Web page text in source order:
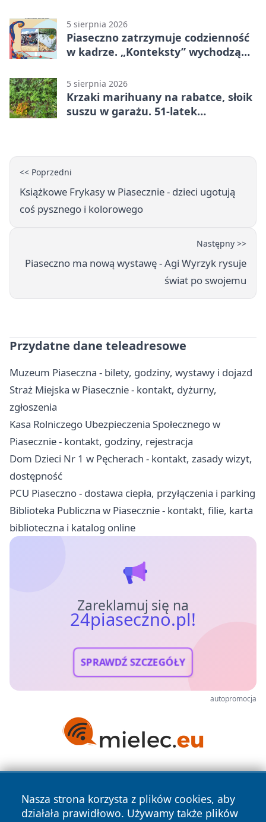
5 sierpnia 2026
Piaseczno zatrzymuje codzienność
w kadrze. „Konteksty” wychodzą
5 sierpnia 2026
Krzaki marihuany na rabatce, słoik
suszu w garażu. 51-latek
<< Poprzedni
Książkowe Frykasy w Piasecznie - dzieci ugotują
coś pysznego i kolorowego
Następny >>
Piaseczno ma nową wystawę - Agi Wyrzyk rysuje
świat po swojemu
Przydatne dane teleadresowe
Muzeum Piaseczna - bilety, godziny, wystawy i dojazd
Straż Miejska w Piasecznie - kontakt, dyżurny,
zgłoszenia
Kasa Rolniczego Ubezpieczenia Społecznego w
Piasecznie - kontakt, godziny, rejestracja
Dom Dzieci Nr 1 w Pęcherach - kontakt, zasady wizyt,
dostępność
PCU Piaseczno - dostawa ciepła, przyłączenia i parking
Biblioteka Publiczna w Piasecznie - kontakt, filie, karta
biblioteczna i katalog online
Zareklamuj się na
24piaseczno.pl!
SPRAWDŹ SZCZEGÓŁY
autopromocja
Nasza strona korzysta z plików cookies, aby
działała prawidłowo. Używamy także plików